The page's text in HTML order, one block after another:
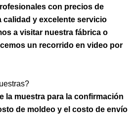
con precios de
calidad y excelente servicio
a visitar nuestra fábrica o
un recorrido en video por
la muestra para la confirmación
de moldeo y el costo de envío